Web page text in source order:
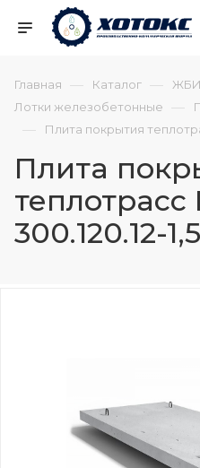
Главная — Каталог — ЖБИ
Лотки железобетонные —
— Плита покрытия
Плита
теплотрасс
300.120.12-1,5